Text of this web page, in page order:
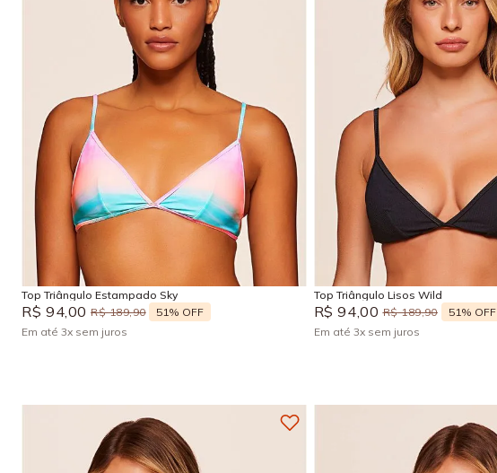
P M G GG
Top Triângulo Estampado Sky
R$ 94,00 R$ 189,90 51% OFF
Em até 3x sem juros
GG
Top Triângulo Lisos Wild
R$ 94,00 R$ 189,90 51% OFF
Em até 3x sem juros